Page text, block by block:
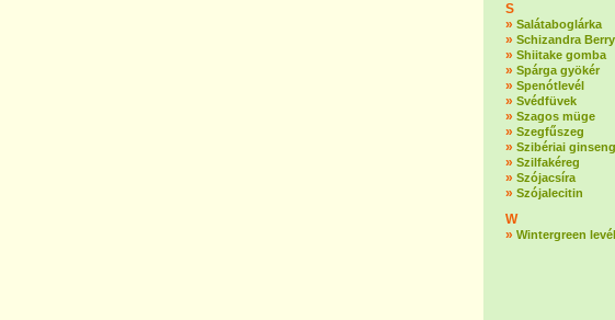
S
» Salátaboglárka
» Schizandra Berry
» Shiitake gomba
» Spárga gyökér
» Spenótlevél
» Svédfüvek
» Szagos müge
» Szegfűszeg
» Szibériai
» Szilfakéreg
» Szójacsíra
» Szójalecitin
W
» Wintergreen levél